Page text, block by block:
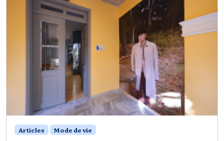
Articles Mode de vie